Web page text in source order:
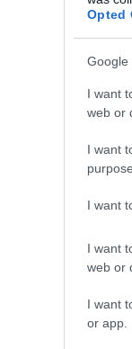
Opted
Google
I want
web or
I want
I want
I want
web or
I want
or app.
un
raksta
(@signegulbe)